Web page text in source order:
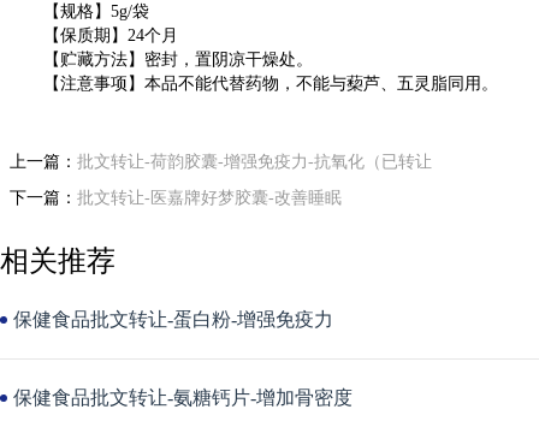
【规格】5g/袋
【保质期】24个月
【贮藏方法】密封，置阴凉干燥处。
【注意事项】本品不能代替药物，不能与蔾芦、五灵脂同用。
上一篇： 批文转让-荷韵胶囊-增强免疫力-抗氧化（已转让
下一篇： 批文转让-医嘉牌好梦胶囊-改善睡眠
相关推荐
保健食品批文转让-蛋白粉-增强免疫力
保健食品批文转让-氨糖钙片-增加骨密度